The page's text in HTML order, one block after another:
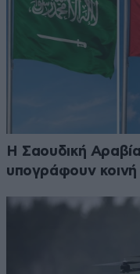
Η Σαουδική
υπογράφουν